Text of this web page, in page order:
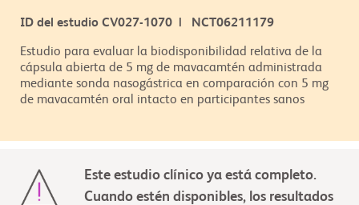
ID del estudio CV027-1070 | NCT06211179
Estudio para evaluar la biodisponibilidad relativa de la
cápsula abierta de 5 mg de mavacamtén administrada
mediante sonda nasogástrica en comparación con 5 mg
de mavacamtén oral intacto en participantes sanos
Este estudio clínico ya está completo.
Cuando estén disponibles, los resultados